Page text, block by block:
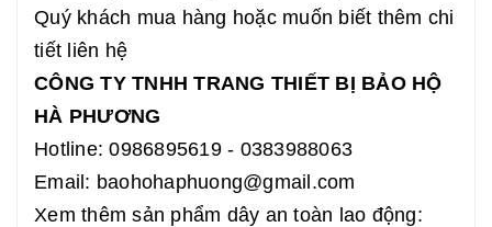
Quý khách mua hàng hoặc muốn biết thêm chi
tiết liên hệ
CÔNG TY TNHH TRANG THIẾT BỊ BẢO HỘ
HÀ PHƯƠNG
Hotline: 0986895619 - 0383988063
Email: baohohaphuong@gmail.com
Xem thêm sản phẩm dây an toàn lao động: